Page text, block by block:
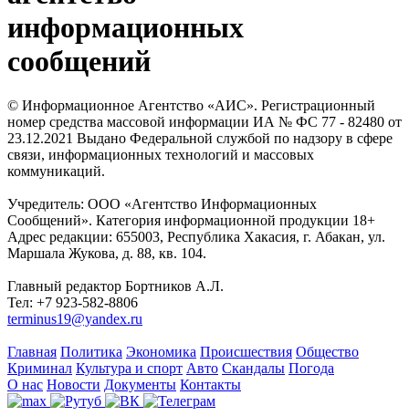
информационных
сообщений
© Информационное Агентство «АИС». Регистрационный
номер средства массовой информации ИА № ФС 77 - 82480 от
23.12.2021 Выдано Федеральной службой по надзору в сфере
связи, информационных технологий и массовых
коммуникаций.
Учредитель: ООО «Агентство Информационных
Сообщений». Категория информационной продукции 18+
Адрес редакции: 655003, Республика Хакасия, г. Абакан, ул.
Маршала Жукова, д. 88, кв. 104.
Главный редактор Бортников А.Л.
Тел: +7 923-582-8806
terminus19@yandex.ru
Главная Политика Экономика Происшествия Общество
Криминал Культура и спорт Авто Скандалы Погода
О нас Новости Документы Контакты